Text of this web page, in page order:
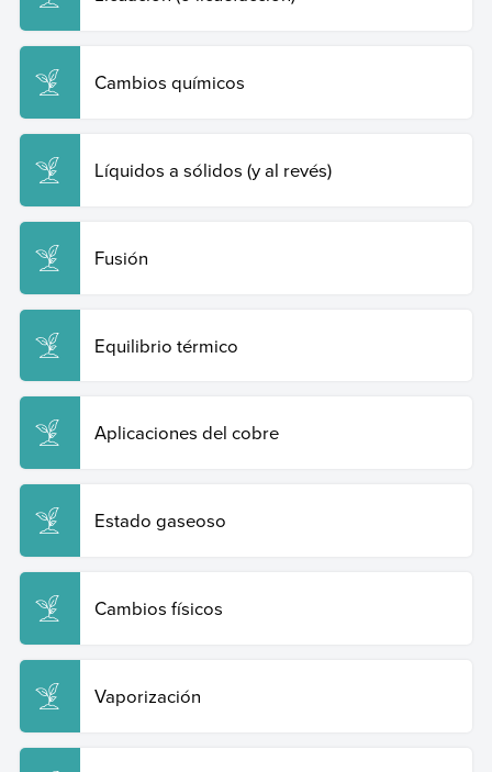
Cambios químicos
Líquidos a sólidos (y al revés)
Fusión
Equilibrio térmico
Aplicaciones del cobre
Estado gaseoso
Cambios físicos
Vaporización